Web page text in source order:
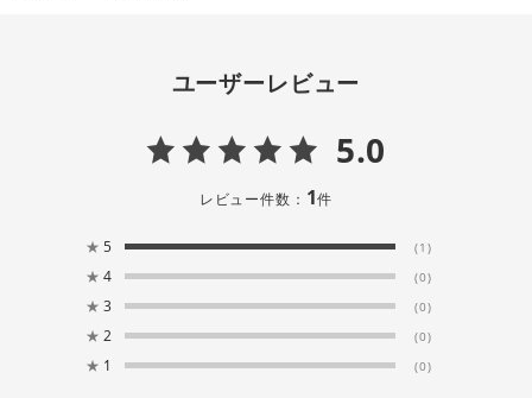
ユーザーレビュー
5.0
レビュー件数： 1件
★ 5 (1)
★ 4 (0)
★ 3 (0)
★ 2 (0)
★ 1 (0)